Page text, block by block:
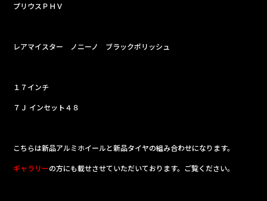
プリウスＰＨＶ
レアマイスター ノニーノ ブラックポリッシュ
１７インチ
７Ｊ インセット４８
こちらは新品アルミホイールと新品タイヤの組み合わせになります。
ギャラリーの方にも載せさせていただいております。ご覧ください。